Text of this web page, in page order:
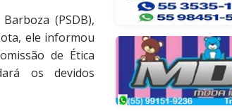
(PSDB),
ele informou
de Ética
os devidos